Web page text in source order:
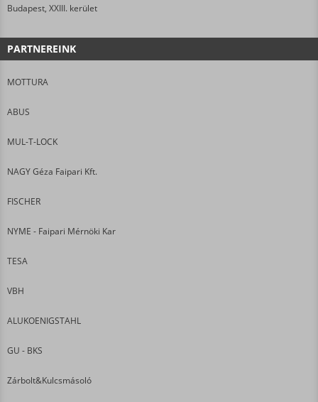
Budapest, XXIII. kerület
PARTNEREINK
MOTTURA
ABUS
MUL-T-LOCK
NAGY Géza Faipari Kft.
FISCHER
NYME - Faipari Mérnöki Kar
TESA
VBH
ALUKOENIGSTAHL
GU - BKS
Zárbolt&Kulcsmásoló